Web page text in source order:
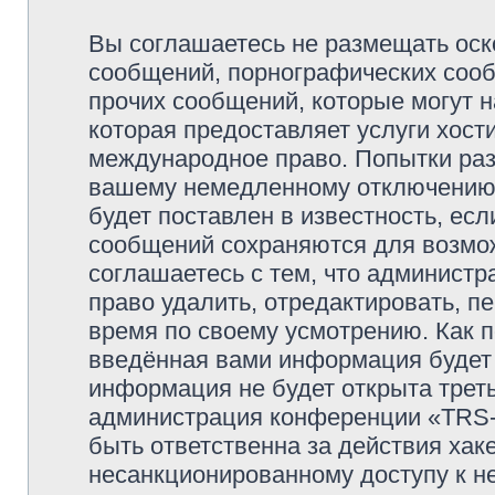
Вы соглашаетесь не размещать
сообщений, порнографических
прочих сообщений, которые могут
которая предоставляет услуги
международное право. Попытки
вашему немедленному
будет поставлен в известность,
сообщений сохраняются для
соглашаетесь с тем, что
право удалить, отредактировать,
время по своему усмотрению. Как
введённая вами информация
информация не будет открыта
администрация конференции
быть ответственна за действия
несанкционированному доступу к